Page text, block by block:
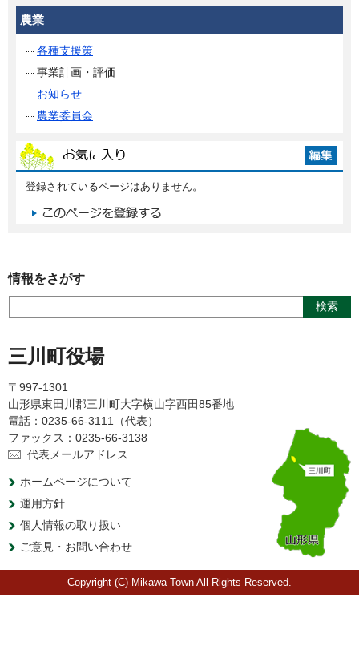
農業
各種支援策
事業計画・評価
お知らせ
農業委員会
登録されているページはありません。
情報をさがす
三川町役場
〒997-1301
山形県東田川郡三川町大字横山字西田85番地
電話：0235-66-3111（代表）
ファックス：0235-66-3138
代表メールアドレス
ホームページについて
運用方針
個人情報の取り扱い
ご意見・お問い合わせ
Copyright (C) Mikawa Town All Rights Reserved.